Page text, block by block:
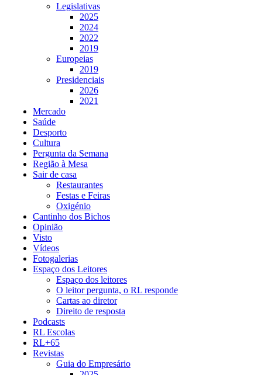
Legislativas
2025
2024
2022
2019
Europeias
2019
Presidenciais
2026
2021
Mercado
Saúde
Desporto
Cultura
Pergunta da Semana
Região à Mesa
Sair de casa
Restaurantes
Festas e Feiras
Oxigénio
Cantinho dos Bichos
Opinião
Visto
Vídeos
Fotogalerias
Espaço dos Leitores
Espaço dos leitores
O leitor pergunta, o RL responde
Cartas ao diretor
Direito de resposta
Podcasts
RL Escolas
RL+65
Revistas
Guia do Empresário